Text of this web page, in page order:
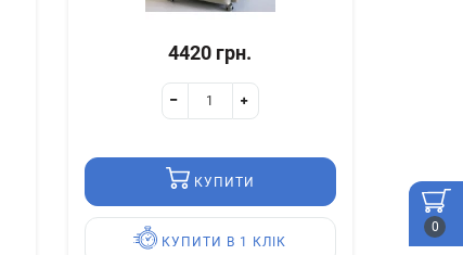
0
4420 грн.
КУПИТИ
КУПИТИ В 1 КЛІК